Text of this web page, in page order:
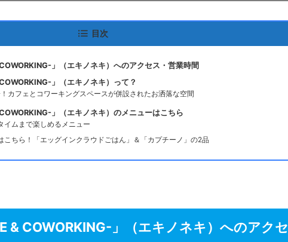
目次
」（エキノネキ）へのアクセス・営業時間
」（エキノネキ）って？
カフェとコワーキングスペースが併設されたお洒落な空間
」（エキノネキ）のメニューはこちら
イムまで楽しめるメニュー
こちら！「エッグインクラウドごはん」＆「カプチーノ」の2品
& COWORKING-」（エキノネキ）へのアクセ